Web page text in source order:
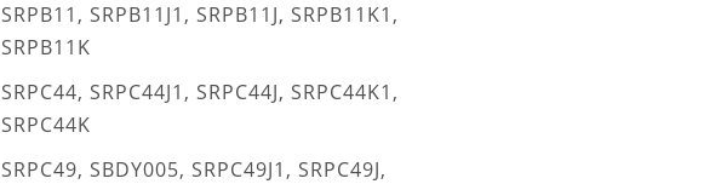
SRPB11, SRPB11J1, SRPB11J, SRPB11K1,
SRPB11K
SRPC44, SRPC44J1, SRPC44J, SRPC44K1,
SRPC44K
SRPC49, SBDY005, SRPC49J1, SRPC49J,